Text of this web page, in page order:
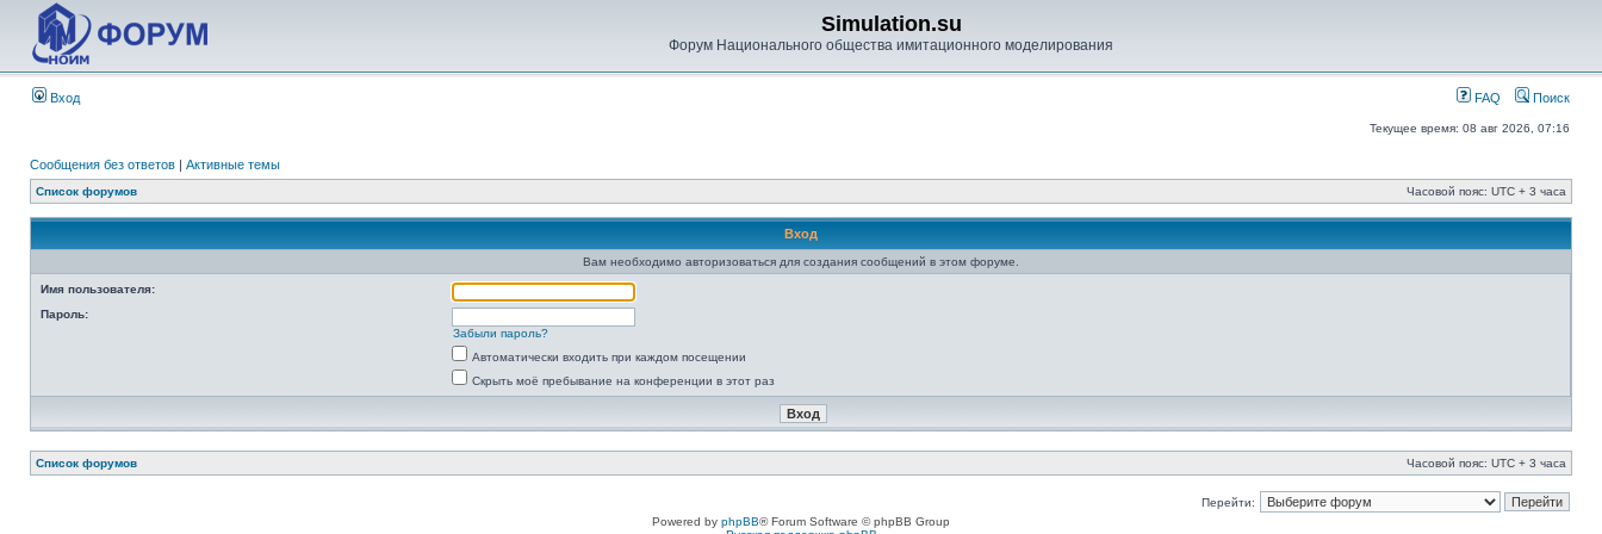
Simulation.su
Форум Национального общества имитационного моделирования
Вход FAQ Поиск
Текущее время: 08 авг 2026, 07:16
Сообщения без ответов | Активные темы
Список форумов Часовой пояс: UTC + 3 часа
Вход
Вам необходимо авторизоваться для создания сообщений в этом форуме.
Имя пользователя:
Пароль:
Забыли пароль?
Автоматически входить при каждом посещении
Скрыть моё пребывание на конференции в этот раз
Список форумов Часовой пояс: UTC + 3 часа
Перейти:
Powered by phpBB® Forum Software © phpBB Group